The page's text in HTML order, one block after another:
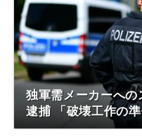
独軍需メーカーへ
逮捕 「破壊工作の